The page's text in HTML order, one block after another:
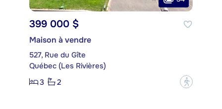
399 000 $
Maison à vendre
527, Rue du Gîte
Québec (Les Rivières)
3
2 ?